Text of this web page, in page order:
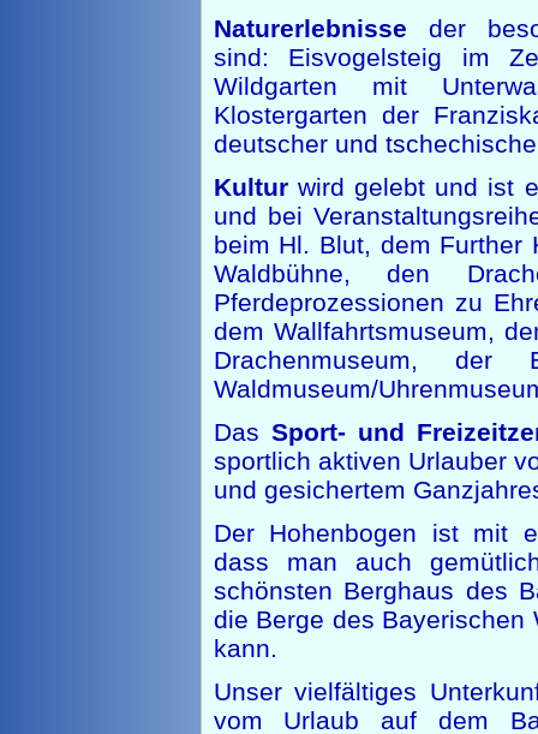
Naturerlebnisse der
sind: Eisvogelsteig im
Wildgarten mit
Klostergarten der
deutscher und
Kultur wird gelebt und ist
und bei
beim Hl. Blut, dem Further
Waldbühne, den
Pferdeprozessionen zu
dem Wallfahrtsmuseum,
Drachenmuseum, der
Waldmuseum/
Das Sport- und
sportlich aktiven Urlauber
und gesichertem
Der Hohenbogen ist mit
dass man auch
schönsten Berghaus des
die Berge des Bayerischen
kann.
Unser vielfältiges
vom Urlaub auf dem